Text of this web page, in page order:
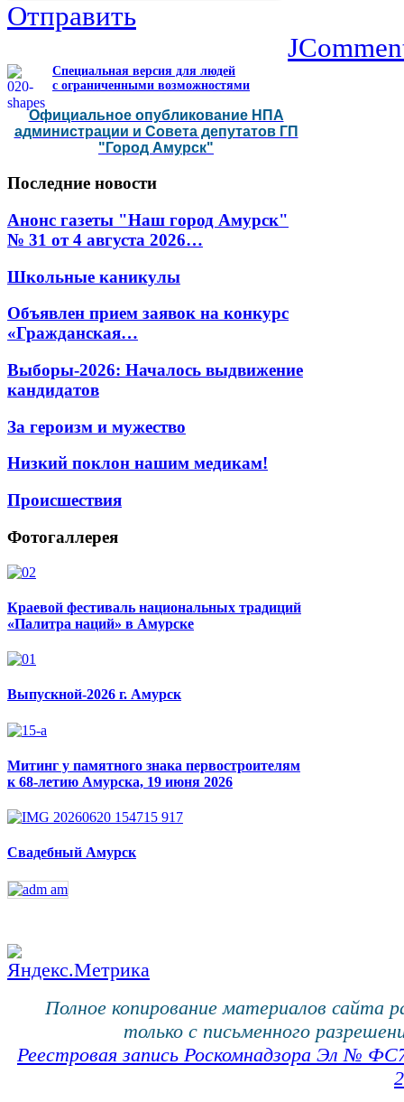
Отправить
Специальная версия для людей
с ограниченными возможностями
Официальное опубликование НПА
администрации и Совета депутатов ГП
"Город Амурск"
Последние новости
Анонс газеты "Наш город Амурск"
№ 31 от 4 августа 2026…
Школьные каникулы
Объявлен прием заявок на конкурс
«Гражданская…
Выборы-2026: Началось выдвижение
кандидатов
За героизм и мужество
Низкий поклон нашим медикам!
Происшествия
Фотогаллерея
Краевой фестиваль национальных традиций
«Палитра наций» в Амурске
Выпускной-2026 г. Амурск
Митинг у памятного знака первостроителям
к 68-летию Амурска, 19 июня 2026
Свадебный Амурск
Полное копирование материалов сайта
только с письменного
Реестровая запись Роскомнадзора Эл №